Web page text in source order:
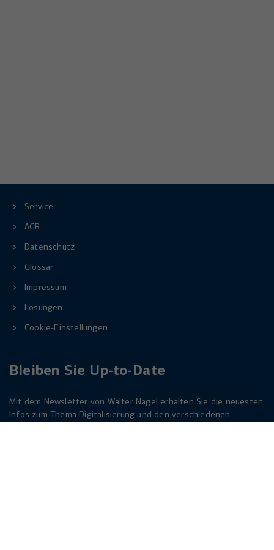
Service
AGB
Datenschutz
Glossar
Impressum
Lösungen
Cookie-Einstellungen
Bleiben Sie Up-to-Date
Mit dem Newsletter von Walter Nagel erhalten Sie die neuesten
Infos zum Thema Digitalisierung und den verschiedenen